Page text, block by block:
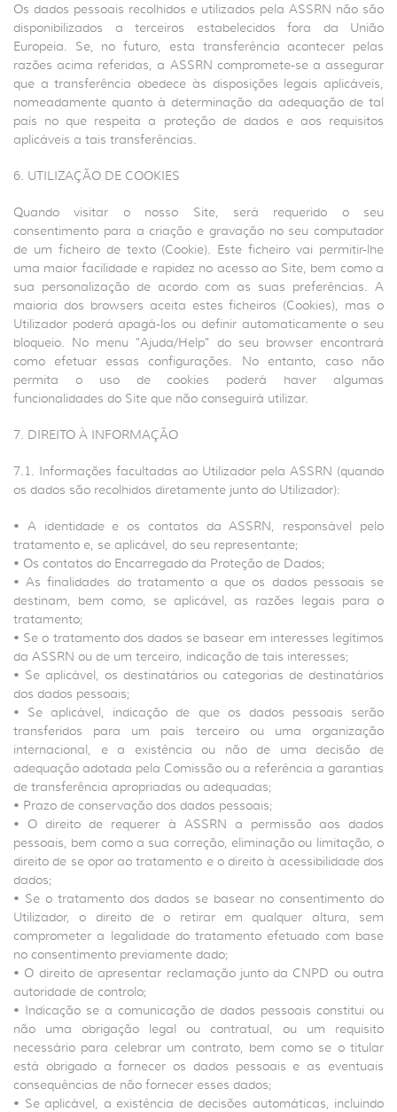
Os dados pessoais recolhidos e utilizados pela ASSRN não são
disponibilizados a terceiros estabelecidos fora da União
Europeia. Se, no futuro, esta transferência acontecer pelas
razões acima referidas, a ASSRN compromete-se a assegurar
que a transferência obedece às disposições legais aplicáveis,
nomeadamente quanto à determinação da adequação de tal
país no que respeita a proteção de dados e aos requisitos
aplicáveis a tais transferências.
6. UTILIZAÇÃO DE COOKIES
Quando visitar o nosso Site, será requerido o seu
consentimento para a criação e gravação no seu computador
de um ficheiro de texto (Cookie). Este ficheiro vai permitir-lhe
uma maior facilidade e rapidez no acesso ao Site, bem como a
sua personalização de acordo com as suas preferências. A
maioria dos browsers aceita estes ficheiros (Cookies), mas o
Utilizador poderá apagá-los ou definir automaticamente o seu
bloqueio. No menu "Ajuda/Help" do seu browser encontrará
como efetuar essas configurações. No entanto, caso não
permita o uso de cookies poderá haver algumas
funcionalidades do Site que não conseguirá utilizar.
7. DIREITO À INFORMAÇÃO
7.1. Informações facultadas ao Utilizador pela ASSRN (quando
os dados são recolhidos diretamente junto do Utilizador):
• A identidade e os contatos da ASSRN, responsável pelo
tratamento e, se aplicável, do seu representante;
• Os contatos do Encarregado da Proteção de Dados;
• As finalidades do tratamento a que os dados pessoais se
destinam, bem como, se aplicável, as razões legais para o
tratamento;
• Se o tratamento dos dados se basear em interesses legítimos
da ASSRN ou de um terceiro, indicação de tais interesses;
• Se aplicável, os destinatários ou categorias de destinatários
dos dados pessoais;
• Se aplicável, indicação de que os dados pessoais serão
transferidos para um país terceiro ou uma organização
internacional, e a existência ou não de uma decisão de
adequação adotada pela Comissão ou a referência a garantias
de transferência apropriadas ou adequadas;
• Prazo de conservação dos dados pessoais;
• O direito de requerer à ASSRN a permissão aos dados
pessoais, bem como a sua correção, eliminação ou limitação, o
direito de se opor ao tratamento e o direito à acessibilidade dos
dados;
• Se o tratamento dos dados se basear no consentimento do
Utilizador, o direito de o retirar em qualquer altura, sem
comprometer a legalidade do tratamento efetuado com base
no consentimento previamente dado;
• O direito de apresentar reclamação junto da CNPD ou outra
autoridade de controlo;
• Indicação se a comunicação de dados pessoais constitui ou
não uma obrigação legal ou contratual, ou um requisito
necessário para celebrar um contrato, bem como se o titular
está obrigado a fornecer os dados pessoais e as eventuais
consequências de não fornecer esses dados;
• Se aplicável, a existência de decisões automáticas, incluindo